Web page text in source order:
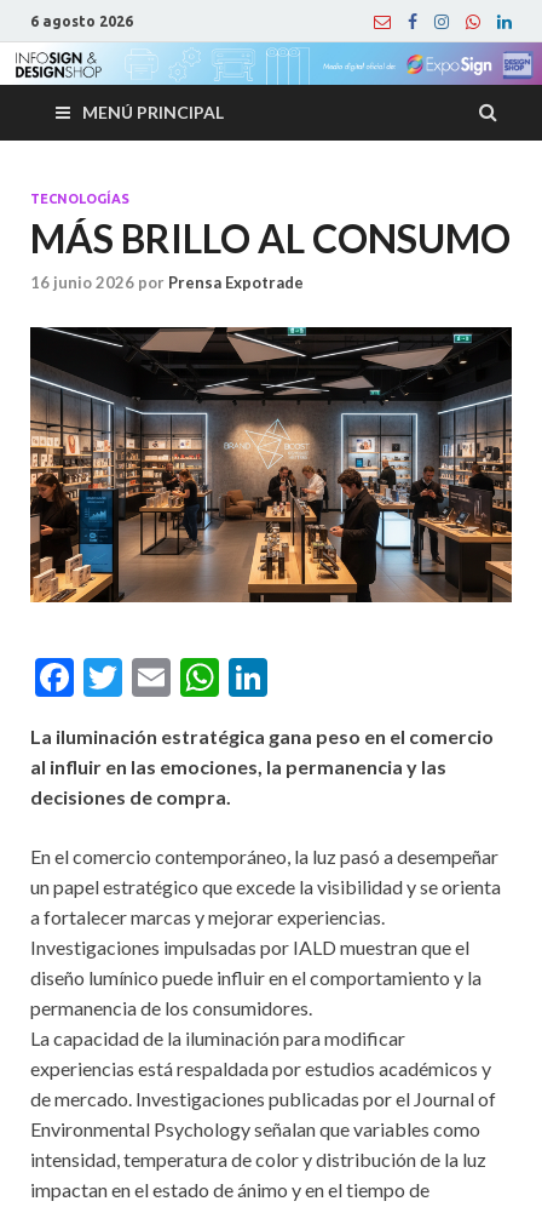
6 agosto 2026
MENÚ PRINCIPAL
TECNOLOGÍAS
MÁS BRILLO AL CONSUMO
16 junio 2026 por Prensa Expotrade
F
e
b
o
k
T
itt
er
E
ai
l
W
at
s
p
p
ke
dI
La iluminación estratégica gana peso en el comercio
al influir en las emociones, la permanencia y las
decisiones de compra.
En el comercio contemporáneo, la luz pasó a desempeñar
un papel estratégico que excede la visibilidad y se orienta
a fortalecer marcas y mejorar experiencias.
Investigaciones impulsadas por IALD muestran que el
diseño lumínico puede influir en el comportamiento y la
permanencia de los consumidores.
La capacidad de la iluminación para modificar
experiencias está respaldada por estudios académicos y
de mercado. Investigaciones publicadas por el Journal of
Environmental Psychology señalan que variables como
intensidad, temperatura de color y distribución de la luz
impactan en el estado de ánimo y en el tiempo de